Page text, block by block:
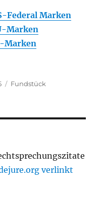
Federal Marken
Marken
Marken
Categories
Fundstück
verlinkt